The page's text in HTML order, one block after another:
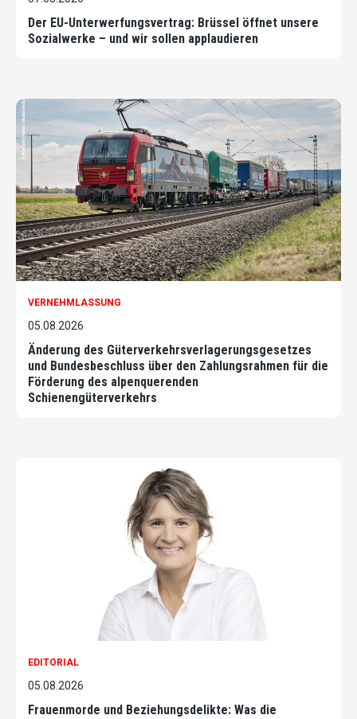
Der EU-Unterwerfungsvertrag: Brüssel öffnet unsere
Sozialwerke – und wir sollen applaudieren
VERNEHMLASSUNG
05.08.2026
Änderung des Güterverkehrsverlagerungsgesetzes
und Bundesbeschluss über den Zahlungsrahmen für die
Förderung des alpenquerenden
Schienengüterverkehrs
EDITORIAL
05.08.2026
Frauenmorde und Beziehungsdelikte: Was die